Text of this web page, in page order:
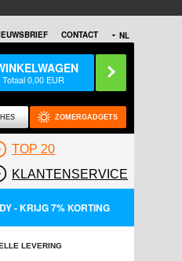
NL
CONTACT
Totaal0,00 EUR
ZOMERGADGETS
TOP 20
KLANTENSERVICE
- KRIJG 7% KORTING
LEVERING